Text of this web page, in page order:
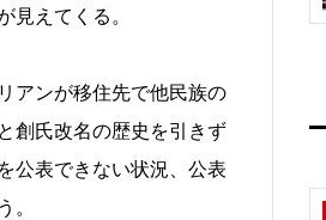
えてくる。
アンが移住先で他民族の
創氏改名の歴史を引きず
公表できない状況、公表
。